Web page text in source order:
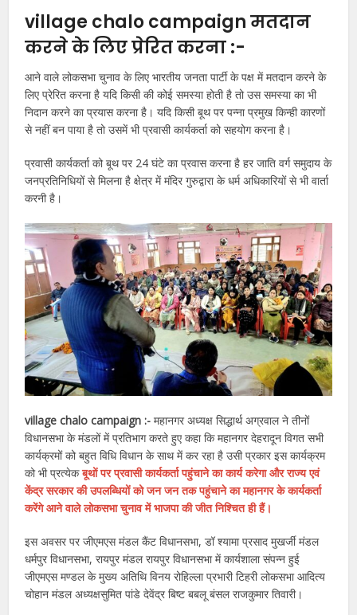
village chalo campaign मतदान
करने के लिए प्रेरित करना :-
आने वाले लोकसभा चुनाव के लिए भारतीय जनता पार्टी के पक्ष में मतदान करने के
लिए प्रेरित करना है यदि किसी की कोई समस्या होती है तो उस समस्या का भी
निदान करने का प्रयास करना है। यदि किसी बूथ पर पन्ना प्रमुख किन्ही कारणों
से नहीं बन पाया है तो उसमें भी प्रवासी कार्यकर्ता को सहयोग करना है।
प्रवासी कार्यकर्ता को बूथ पर 24 घंटे का प्रवास करना है हर जाति वर्ग समुदाय के
जनप्रतिनिधियों से मिलना है क्षेत्र में मंदिर गुरुद्वारा के धर्म अधिकारियों से भी वार्ता
करनी है।
village chalo campaign :-महानगर अध्यक्ष सिद्धार्थ अग्रवाल ने तीनों
विधानसभा के मंडलों में प्रतिभाग करते हुए कहा कि महानगर देहरादून विगत सभी
कार्यक्रमों को बहुत विधि विधान के साथ में कर रहा है उसी प्रकार इस कार्यक्रम
को भी प्रत्येकबूथों पर प्रवासी कार्यकर्ता पहुंचाने का कार्य करेगा और राज्य एवं
केंद्र सरकार की उपलब्धियों को जन जन तक पहुंचाने का महानगर के कार्यकर्ता
करेंगे आने वाले लोकसभा चुनाव में भाजपा की जीत निश्चित ही हैं।
इस अवसर पर जीएमएस मंडल कैंट विधानसभा, डॉ श्यामा प्रसाद मुखर्जी मंडल
धर्मपुर विधानसभा, रायपुर मंडल रायपुर विधानसभा में कार्यशाला संपन्न हुई
जीएमएस मण्डल के मुख्य अतिथि विनय रोहिल्ला प्रभारी टिहरी लोकसभा आदित्य
चोहान मंडल अध्यक्षसुमित पांडे देवेंद्र बिष्ट बबलू बंसल राजकुमार तिवारी।